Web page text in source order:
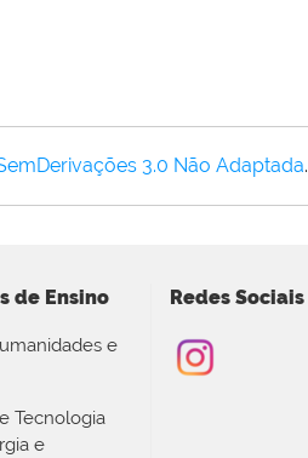
3.0 Não Adaptada.
de Ensino
e
Tecnologia
e
Redes Sociais